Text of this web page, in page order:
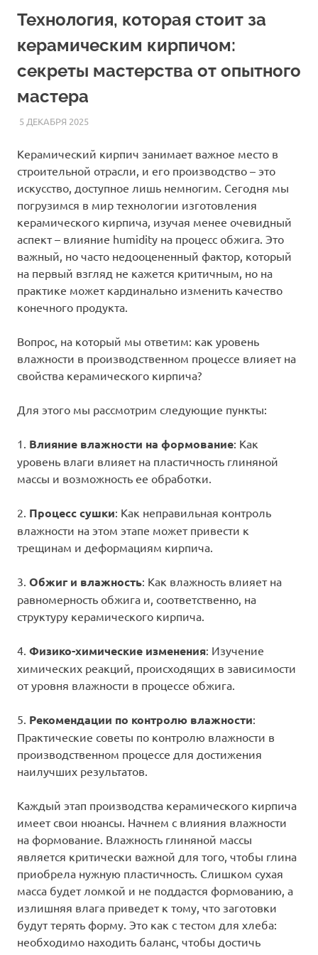
Технология, которая стоит за
керамическим кирпичом:
секреты мастерства от опытного
мастера
5 ДЕКАБРЯ 2025ETALONSTROI4
СТАТЬИ
Керамический кирпич занимает важное место в
строительной отрасли, и его производство – это
искусство, доступное лишь немногим. Сегодня мы
погрузимся в мир технологии изготовления
керамического кирпича, изучая менее очевидный
аспект – влияние humidity на процесс обжига. Это
важный, но часто недооцененный фактор, который
на первый взгляд не кажется критичным, но на
практике может кардинально изменить качество
конечного продукта.
Вопрос, на который мы ответим: как уровень
влажности в производственном процессе влияет на
свойства керамического кирпича?
Для этого мы рассмотрим следующие пункты:
1. Влияние влажности на формование: Как
уровень влаги влияет на пластичность глиняной
массы и возможность ее обработки.
2. Процесс сушки: Как неправильная контроль
влажности на этом этапе может привести к
трещинам и деформациям кирпича.
3. Обжиг и влажность: Как влажность влияет на
равномерность обжига и, соответственно, на
структуру керамического кирпича.
4. Физико-химические изменения: Изучение
химических реакций, происходящих в зависимости
от уровня влажности в процессе обжига.
5. Рекомендации по контролю влажности:
Практические советы по контролю влажности в
производственном процессе для достижения
наилучших результатов.
Каждый этап производства керамического кирпича
имеет свои нюансы. Начнем с влияния влажности
на формование. Влажность глиняной массы
является критически важной для того, чтобы глина
приобрела нужную пластичность. Слишком сухая
масса будет ломкой и не поддастся формованию, а
излишняя влага приведет к тому, что заготовки
будут терять форму. Это как с тестом для хлеба:
необходимо находить баланс, чтобы достичь